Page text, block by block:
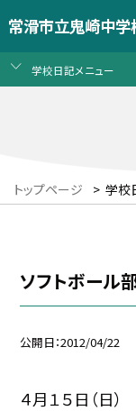
常滑市立鬼崎中学
学校日記メニュー
トップページ > 学校
ソフトボー
公開日 2012/04/22
４月１５日（日